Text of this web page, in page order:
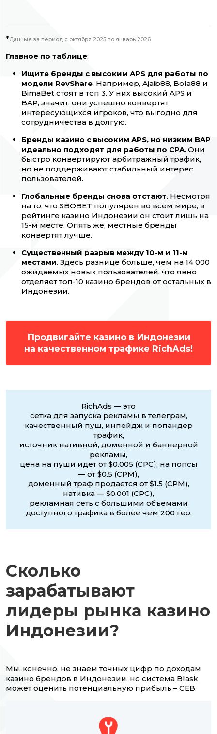
*Данные за период с октября 2025 по январь 2026
Главное по таблице:
Ищите бренды с высоким APS для работы по
модели RevShare. Например, Ajaib88, Bola88 и
BimaBet стоят в топ 3. У них высокий APS и
BAP, значит, они успешно конвертят
интересующихся игроков, что выгодно для
сотрудничества в долгую.
Бренды казино с высоким APS, но низким BAP
идеально подходят для работы по CPA. Они
быстро конвертируют арбитражный трафик,
но не поддерживают стабильный интерес
пользователей.
Глобальные бренды снова отстают. Несмотря
на то, что SBOBET популярен во всем мире, в
рейтинге казино Индонезии он стоит лишь на
15-м месте. Опять же, местные бренды
конвертят лучше.
Существенный разрыв между 10-м и 11-м
местами. Здесь разнице больше, чем на 14 000
ожидаемых новых пользователей, что явно
отделяет топ-10 казино брендов от остальных в
Индонезии.
Продвигайте казино в Индонезии
на качественном трафике RichAds!
RichAds — это
сетка для запуска рекламы в телеграм,
качественный пуш, инпейдж и попандер
трафик,
источник нативной, доменной и баннерной
рекламы,
цена на пуши идет от $0.005 (CPC), на попсы
— от $0.5 (CPM),
доменный траф продается от $1.5 (CPM),
нативка — $0.001 (CPC),
рекламная сеть с большими объемами
доступного трафика в более чем 200 гео.
Сколько
зарабатывают
лидеры рынка казино
Индонезии?
Мы, конечно, не знаем точных цифр по доходам
казино брендов в Индонезии, но система Blask
может оценить потенциальную прибыль – CEB.